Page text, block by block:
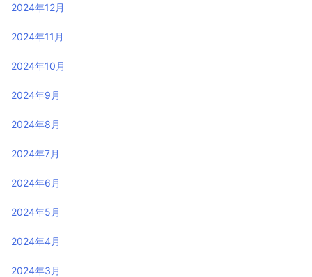
2024年12月
2024年11月
2024年10月
2024年9月
2024年8月
2024年7月
2024年6月
2024年5月
2024年4月
2024年3月